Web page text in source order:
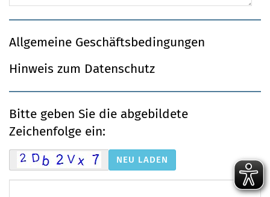
Allgemeine Geschäftsbedingungen
Hinweis zum Datenschutz
Bitte geben Sie die abgebildete
Zeichenfolge ein: